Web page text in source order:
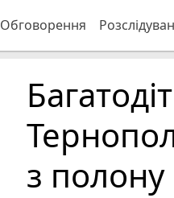
Обговорення
з полону